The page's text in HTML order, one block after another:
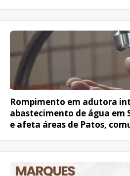
FALTA DE ÁGUA
Rompimento em adutora
abastecimento de água em
e afeta áreas de Patos,